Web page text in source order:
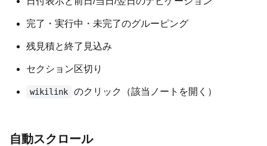
完了・実行中・未完了のグルーピング
残見積と終了見込み
セクション区切り
wikilink のクリック（該当ノートを開く）
自動スクロール